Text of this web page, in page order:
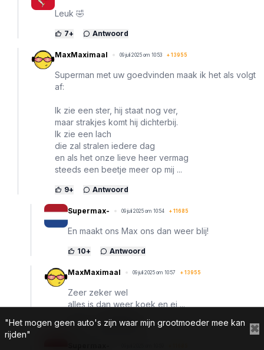
Leuk 🤣
7+ Antwoord
MaxMaximaal 09 juli 2025 om 10:53 + 13955
Superman met uw goedvinden maak ik het als volgt
af:
Ik zie een ster, hij staat nog ver,
maar strakjes komt hij dichterbij.
Ik zie een lach
die zal stralen iedere dag
en als het onze lieve heer vermag
steeds een beetje meer op mij ...
9+ Antwoord
Supermax- 09 juli 2025 om 10:54 + 11685
En maakt ons Max ons dan weer blij!
10+ Antwoord
MaxMaximaal 09 juli 2025 om 10:57 + 13955
Zeer zeker wel
alles is dan weer koek en ei ...
9+ Antwoord
"Het mogen geen auto's zijn waar mijn grootmoeder mee kan
rijden"
✖